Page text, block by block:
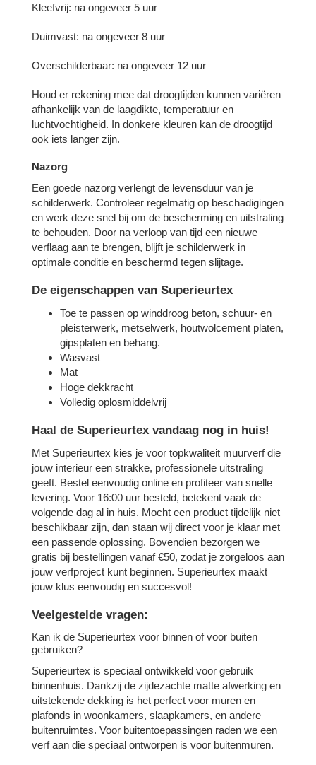
Kleefvrij: na ongeveer 5 uur
Duimvast: na ongeveer 8 uur
Overschilderbaar: na ongeveer 12 uur
Houd er rekening mee dat droogtijden kunnen variëren
afhankelijk van de laagdikte, temperatuur en
luchtvochtigheid. In donkere kleuren kan de droogtijd
ook iets langer zijn.
Nazorg
Een goede nazorg verlengt de levensduur van je
schilderwerk. Controleer regelmatig op beschadigingen
en werk deze snel bij om de bescherming en uitstraling
te behouden. Door na verloop van tijd een nieuwe
verflaag aan te brengen, blijft je schilderwerk in
optimale conditie en beschermd tegen slijtage.
De eigenschappen van Superieurtex
Toe te passen op winddroog beton, schuur- en
pleisterwerk, metselwerk, houtwolcement platen,
gipsplaten en behang.
Wasvast
Mat
Hoge dekkracht
Volledig oplosmiddelvrij
Haal de Superieurtex vandaag nog in huis!
Met Superieurtex kies je voor topkwaliteit muurverf die
jouw interieur een strakke, professionele uitstraling
geeft. Bestel eenvoudig online en profiteer van snelle
levering. Voor 16:00 uur besteld, betekent vaak de
volgende dag al in huis. Mocht een product tijdelijk niet
beschikbaar zijn, dan staan wij direct voor je klaar met
een passende oplossing. Bovendien bezorgen we
gratis bij bestellingen vanaf €50, zodat je zorgeloos aan
jouw verfproject kunt beginnen. Superieurtex maakt
jouw klus eenvoudig en succesvol!
Veelgestelde vragen:
Kan ik de Superieurtex voor binnen of voor buiten
gebruiken?
Superieurtex is speciaal ontwikkeld voor gebruik
binnenhuis. Dankzij de zijdezachte matte afwerking en
uitstekende dekking is het perfect voor muren en
plafonds in woonkamers, slaapkamers, en andere
buitenruimtes. Voor buitentoepassingen raden we een
verf aan die speciaal ontworpen is voor buitenmuren.